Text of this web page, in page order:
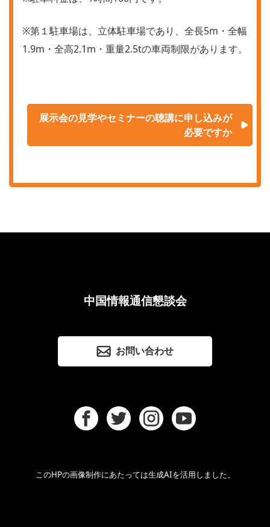
※第１駐車場は、立体駐車場であり、全長5m・全幅
1.9m・全高2.1m・重量2.5tの車両制限があります。
展示会の見学やセミナーの聴講に申し込みが
必要ですか
中国情報通信懇談会
お問い合わせ
このHPの画像制作にあたっては生成AIを活用しました。